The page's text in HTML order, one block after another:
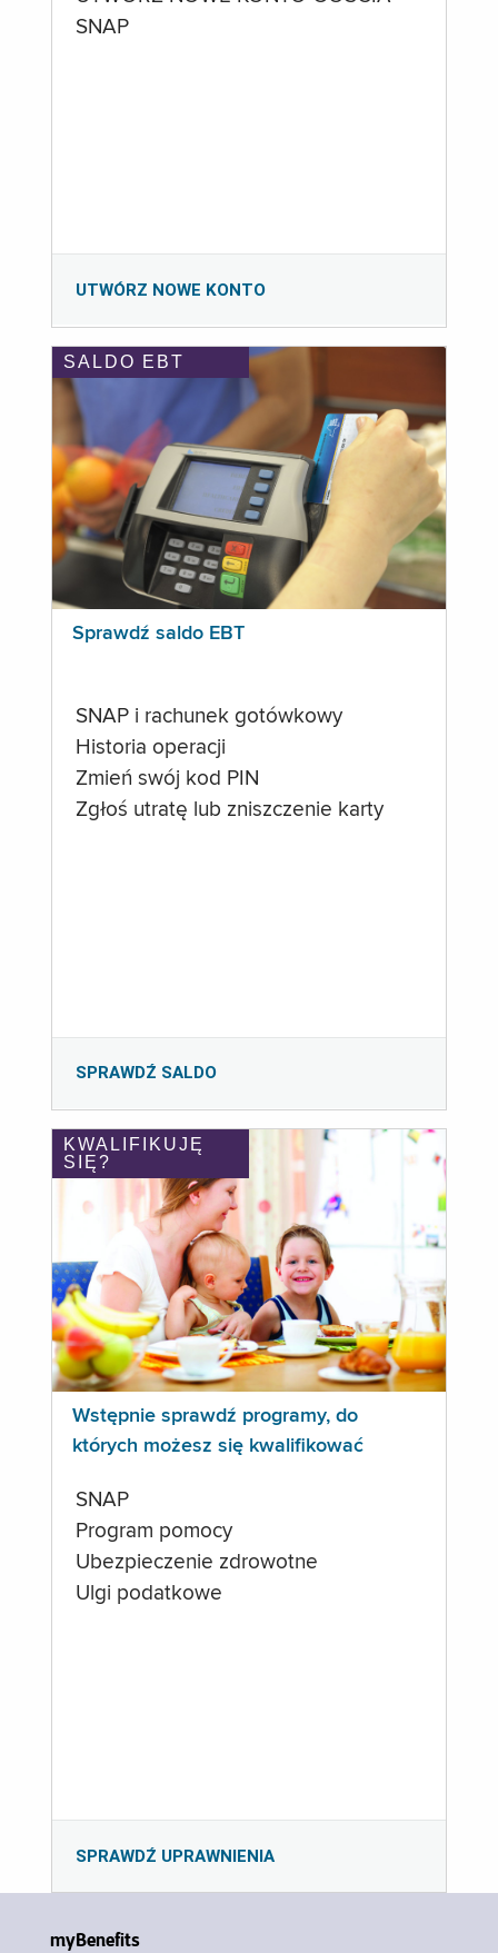
SNAP
UTWÓRZ NOWE KONTO
SALDO EBT
Sprawdź saldo EBT
SNAP i rachunek gotówkowy
Historia operacji
Zmień swój kod PIN
Zgłoś utratę lub zniszczenie karty
SPRAWDŹ SALDO
KWALIFIKUJĘ
SIĘ?
Wstępnie sprawdź programy, do
których możesz się kwalifikować
SNAP
Program pomocy
Ubezpieczenie zdrowotne
Ulgi podatkowe
SPRAWDŹ UPRAWNIENIA
myBenefits